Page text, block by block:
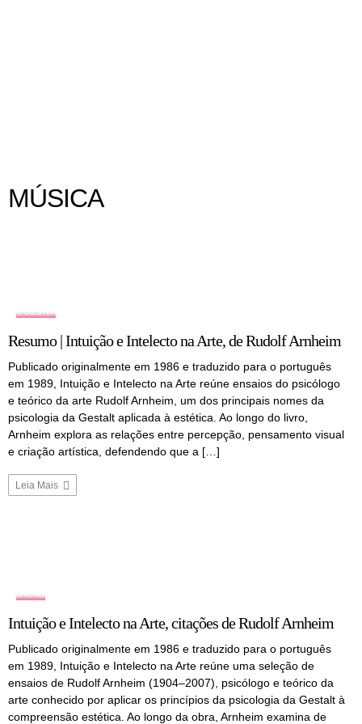
MÚSICA
COLUNA
Resumo | Intuição e Intelecto na Arte, de Rudolf Arnheim
Publicado originalmente em 1986 e traduzido para o português
em 1989, Intuição e Intelecto na Arte reúne ensaios do psicólogo
e teórico da arte Rudolf Arnheim, um dos principais nomes da
psicologia da Gestalt aplicada à estética. Ao longo do livro,
Arnheim explora as relações entre percepção, pensamento visual
e criação artística, defendendo que a […]
Leia Mais
DICAS
Intuição e Intelecto na Arte, citações de Rudolf Arnheim
Publicado originalmente em 1986 e traduzido para o português
em 1989, Intuição e Intelecto na Arte reúne uma seleção de
ensaios de Rudolf Arnheim (1904–2007), psicólogo e teórico da
arte conhecido por aplicar os princípios da psicologia da Gestalt à
compreensão estética. Ao longo da obra, Arnheim examina de